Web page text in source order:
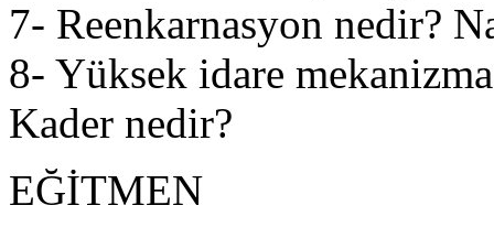
7- Reenkarnasyon nedir?
8- Yüksek idare
Kader nedir?
EĞİTMEN